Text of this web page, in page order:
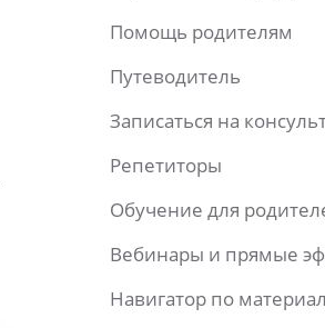
Помощь родителям
Путеводитель
Записаться на
Репетиторы
Обучение для
Вебинары и прямые
Навигатор по